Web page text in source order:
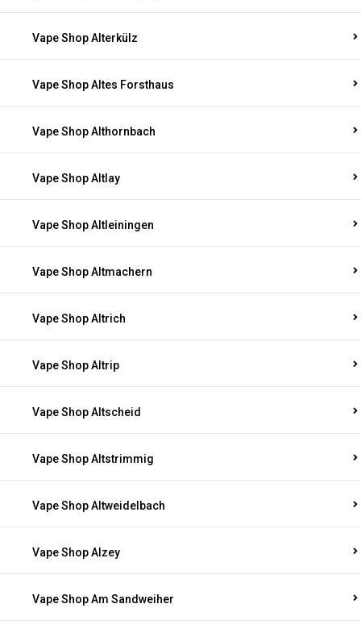
Vape Shop Alterkülz
Vape Shop Altes Forsthaus
Vape Shop Althornbach
Vape Shop Altlay
Vape Shop Altleiningen
Vape Shop Altmachern
Vape Shop Altrich
Vape Shop Altrip
Vape Shop Altscheid
Vape Shop Altstrimmig
Vape Shop Altweidelbach
Vape Shop Alzey
Vape Shop Am Sandweiher